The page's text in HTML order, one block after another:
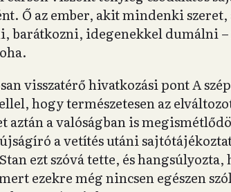
Ő az ember, akit mindenki
barátkozni, idegenekkel dumálni
visszatérő hivatkozási pont A
hogy természetesen az
aztán a valóságban is
a vetítés utáni
ezt szóvá tette, és
ezekre még nincsen egészen